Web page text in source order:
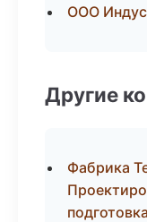
ООО
Другие
Фабрика